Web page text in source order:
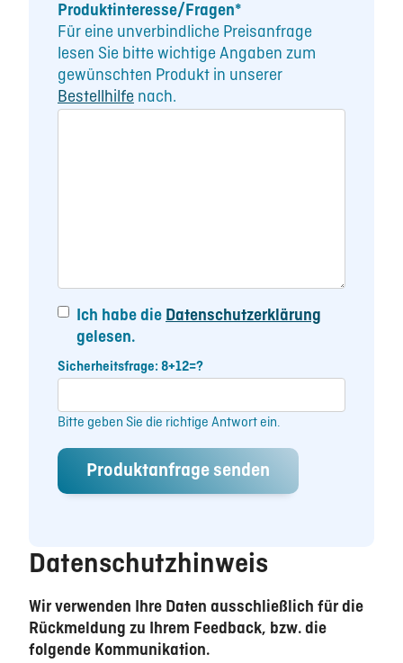
Produktinteresse/Fragen*
Für eine unverbindliche Preisanfrage
lesen Sie bitte wichtige Angaben zum
gewünschten Produkt in unserer
Bestellhilfe nach.
Ich habe dieDatenschutzerklärung
gelesen.
Sicherheitsfrage: 8+12=?
Bitte geben Sie die richtige Antwort ein.
Datenschutzhinweis
Wir verwenden Ihre Daten ausschließlich für die
Rückmeldung zu Ihrem Feedback, bzw. die
folgende Kommunikation.